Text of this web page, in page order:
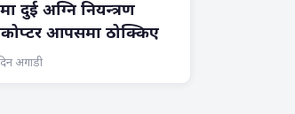
दुई अग्नि नियन्त्रण
आपसमा ठोक्किए
अगाडी